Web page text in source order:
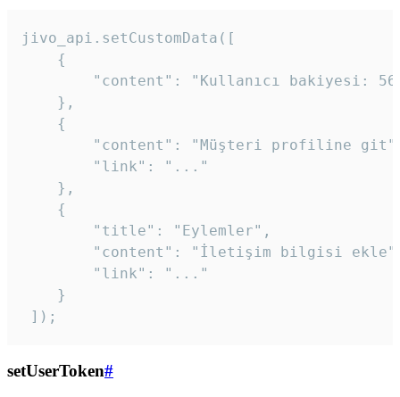
jivo_api.setCustomData([
    {
"content": "Kullanıcı bakiyesi:
    },
    {
"content": "Müşteri profiline
        "link": "..."
    },
    {
        "title": "Eylemler",
"content": "İletişim bilgisi
        "link": "..."
    }
]);
setUserToken#